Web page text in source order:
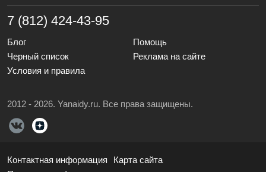
7 (812) 424-43-95
Блог
Помощь
Черный список
Реклама на сайте
Условия и правила
2012 - 2026. Yanaidy.ru. Все права защищены.
Контактная информация
Карта сайта